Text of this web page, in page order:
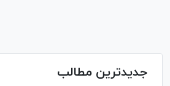
جدیدترین مطالب